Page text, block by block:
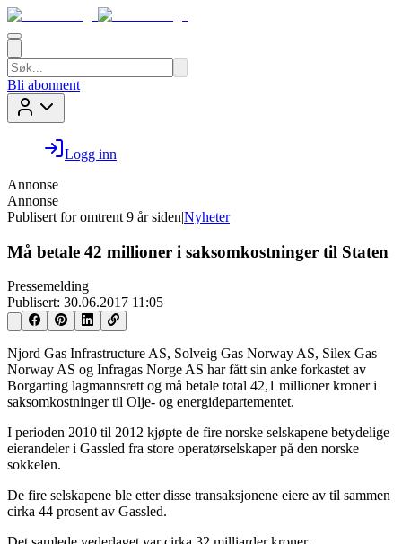
Bli abonnent
Logg inn
Annonse
Annonse
Publisert for omtrent 9 år siden|Nyheter
Må betale 42 millioner i saksomkostninger til Staten
Pressemelding
Publisert: 30.06.2017 11:05
Njord Gas Infrastructure AS, Solveig Gas Norway AS, Silex Gas
Norway AS og Infragas Norge AS har fått sin anke forkastet av
Borgarting lagmannsrett og må betale total 42,1 millioner kroner i
saksomkostninger til Olje- og energidepartementet.
I perioden 2010 til 2012 kjøpte de fire norske selskapene betydelige
eierandeler i Gassled fra store operatørselskaper på den norske
sokkelen.
De fire selskapene ble etter disse transaksjonene eiere av til sammen
cirka 44 prosent av Gassled.